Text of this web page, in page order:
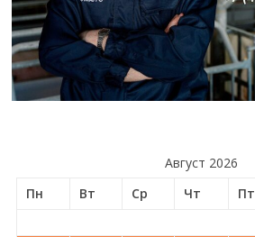
Август 2026
Пн
Вт Ср Чт Пт